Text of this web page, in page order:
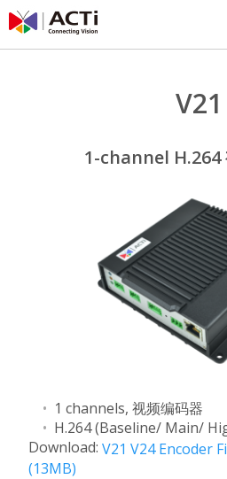
V21
1-channel H.264
1 channels, 视频编码器
H.264 (Baseline/ Main/
Download: V21 V24 Encoder
(13MB)